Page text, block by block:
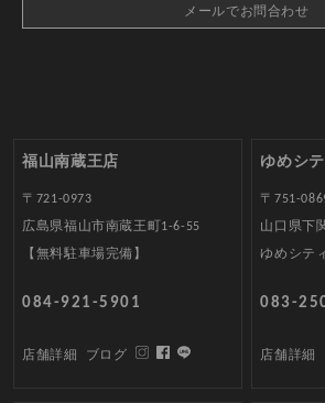
メールでお問合わせ
福山南蔵王店
〒721-0973
広島県福山市南蔵王町1-6-55
【無料駐車場完備】
084-921-5901
店舗詳細 ブログ
ゆめシ
〒751-
山口県下
ゆめシテ
083-
店舗詳細